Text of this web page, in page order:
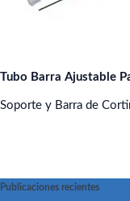
Tubo Barra Ajustable
Soporte y Barra de
Publicaciones recientes